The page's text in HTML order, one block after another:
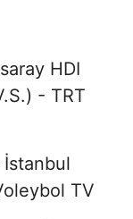
HDI
- TRT
TV